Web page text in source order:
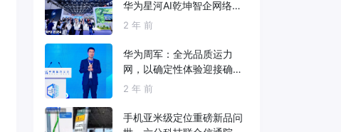
华为星河AI乾坤智企网络解
决方案亮相2024中国国际信
2 年 前
华为周军：全光品质运力
网，以确定性体验迎接确定
性的智能时代
2 年 前
手机亚米级定位重磅新品问